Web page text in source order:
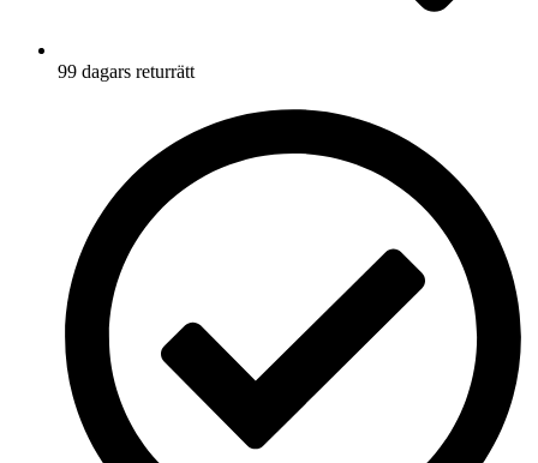
99 dagars returrätt